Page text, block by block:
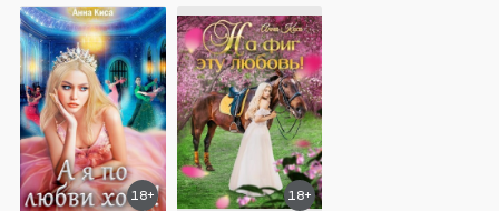
18+ 18+